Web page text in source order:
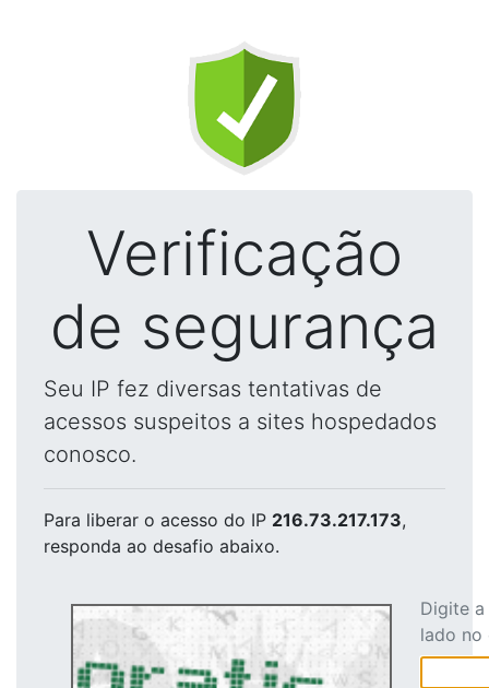
Verificação
de segurança
Seu IP fez diversas tentativas de
acessos suspeitos a sites hospedados
conosco.
Para liberar o acesso do IP 216.73.217.173,
responda ao desafio abaixo.
Digite
lado no